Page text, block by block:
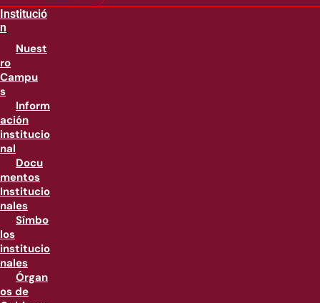
Institució
n
Nuest
ro
Campu
s
Inform
ación
institucio
nal
Docu
mentos
Institucio
nales
Símbo
los
institucio
nales
Órgan
os de